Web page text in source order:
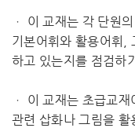
ㆍ 이 교재는 각 단원
기본어휘와 활용어휘,
하고 있는지를 점검하
ㆍ 이 교재는 초급교
관련 삽화나 그림을 활